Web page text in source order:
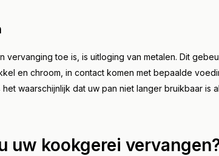
vervanging toe is, is uitloging van metalen. Dit
en chroom, in contact komen met bepaalde
waarschijnlijk dat uw pan niet langer bruikbaar is
uw kookgerei